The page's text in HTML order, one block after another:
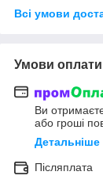
Всі умови
Умови оплати
Ви
або гроші
Детальніше
Післяплата